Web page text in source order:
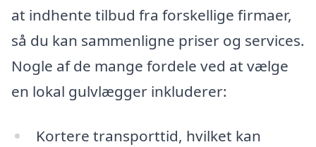
at indhente tilbud fra forskellige firmaer,
så du kan sammenligne priser og services.
Nogle af de mange fordele ved at vælge
en lokal gulvlægger inkluderer:
Kortere transporttid, hvilket kan